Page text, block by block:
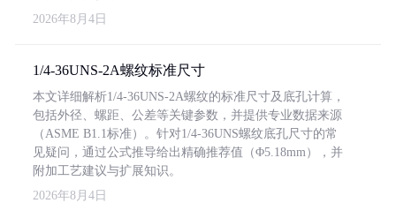
2026年8月4日
1/4-36UNS-2A螺纹标准尺寸
本文详细解析1/4-36UNS-2A螺纹的标准尺寸及底孔计算，
包括外径、螺距、公差等关键参数，并提供专业数据来源
（ASME B1.1标准）。针对1/4-36UNS螺纹底孔尺寸的常
见疑问，通过公式推导给出精确推荐值（Φ5.18mm），并
附加工艺建议与扩展知识。
2026年8月4日